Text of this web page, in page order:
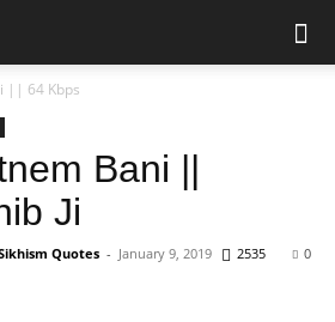
|| 64 Kbps
Bani ||
Ji
Quotes - January 9, 2019 0
2535